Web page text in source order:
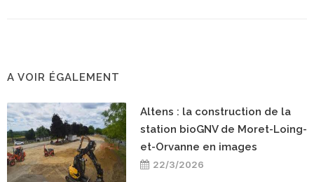
A VOIR ÉGALEMENT
Altens : la construction de la
station bioGNV de Moret-Loing-
et-Orvanne en images
22/3/2026